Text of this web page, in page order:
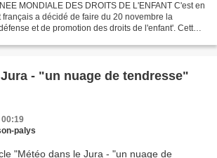
MONDIALE DES DROITS DE L'ENFANT C'est en
a décidé de faire du 20 novembre la
et de promotion des droits de l'enfant'. Cette
- "un nuage de tendresse"
00:19
palys